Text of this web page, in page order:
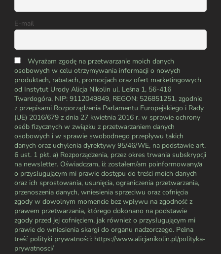
E-mail
Wyrażam zgodę na przetwarzanie moich danych
osobowych w celu otrzymywania informacji o nowych
produktach, rabatach, promocjach oraz ofert marketingowych
od Instytut Urody Alicja Nikolin ul. Leśna 1, 56-416
Twardogóra, NIP: 9112049849, REGON: 526851251, zgodnie
z przepisami Rozporządzenia Parlamentu Europejskiego i Rady
(UE) 2016/679 z dnia 27 kwietnia 2016 r. w sprawie ochrony
osób fizycznych w związku z przetwarzaniem danych
osobowych i w sprawie swobodnego przepływu takich
danych oraz uchylenia dyrektywy 95/46/WE, na podstawie art.
6 ust. 1 pkt. a) Rozporządzenia, przez okres trwania subskrypcji
na newsletter. Oświadczam, iż zostałem/am poinformowany/a
o przysługującym mi prawie dostępu do treści moich danych
oraz ich sprostowania, usunięcia, ograniczenia przetwarzania,
przenoszenia danych, wniesienia sprzeciwu oraz cofnięcia
zgody w dowolnym momencie bez wpływu na zgodność z
prawem przetwarzania, którego dokonano na podstawie
zgody przed jej cofnięciem, jak również o przysługującym mi
prawie do wniesienia skargi do organu nadzorczego. Pełna
treść polityki prywatności: https://www.alicjanikolin.pl/polityka-
prywatnosci/